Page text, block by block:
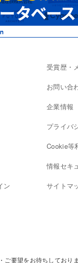
ン
受賞歴・
お問い合
企業情報
プライバ
Cookie等
情報セキ
サイトマ
ご要望をお待ちしておりま